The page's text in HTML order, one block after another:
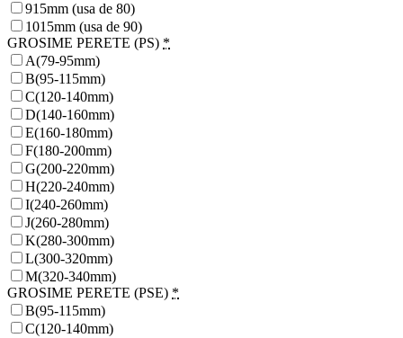
915mm (usa de 80)
1015mm (usa de 90)
GROSIME PERETE (PS) *
A(79-95mm)
B(95-115mm)
C(120-140mm)
D(140-160mm)
E(160-180mm)
F(180-200mm)
G(200-220mm)
H(220-240mm)
I(240-260mm)
J(260-280mm)
K(280-300mm)
L(300-320mm)
M(320-340mm)
GROSIME PERETE (PSE) *
B(95-115mm)
C(120-140mm)